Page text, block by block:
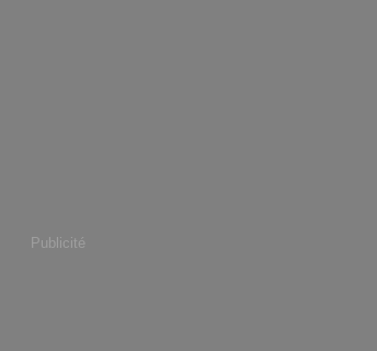
Publicité